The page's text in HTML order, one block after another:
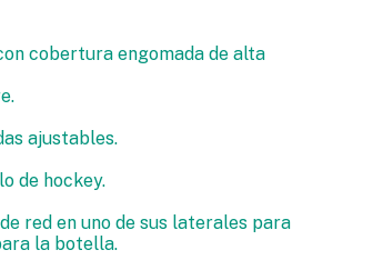
cobertura engomada de alta
ajustables.
de hockey.
red en uno de sus laterales para
la botella.